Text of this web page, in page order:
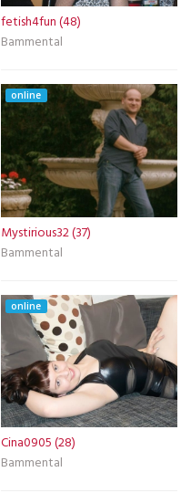
fetish4fun (48)
Bammental
online
Mystirious32 (37)
Bammental
online
Cina0905 (28)
Bammental